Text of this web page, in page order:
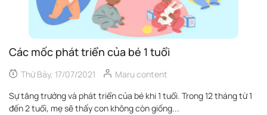
Các mốc phát triển của bé 1 tuổi
Thứ Bảy, 17/07/2021
Maru content
Sự tăng trưởng và phát triển của bé khi 1 tuổi. Trong 12 tháng từ 1
đến 2 tuổi, mẹ sẽ thấy con không còn giống...